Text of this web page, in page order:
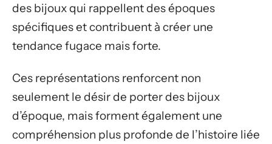
des bijoux qui rappellent des époques
spécifiques et contribuent à créer une
tendance fugace mais forte.
Ces représentations renforcent non
seulement le désir de porter des bijoux
d’époque, mais forment également une
compréhension plus profonde de l’histoire liée